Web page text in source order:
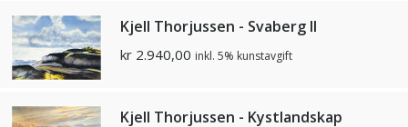
Kjell Thorjussen - Svaberg II
kr 2.940,00 inkl. 5% kunstavgift
Kjell Thorjussen - Kystlandskap